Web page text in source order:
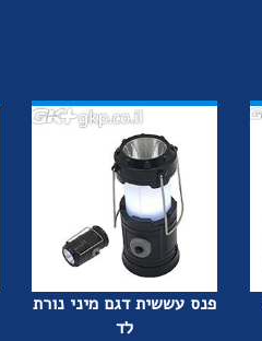
פנס עששית דגם מיני נורת
לד